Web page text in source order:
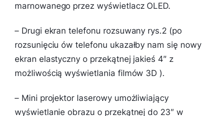
marnowanego przez wyświetlacz OLED.
– Drugi ekran telefonu rozsuwany rys.2 (po
rozsunięciu ów telefonu ukazałby nam się nowy
ekran elastyczny o przekątnej jakieś 4″ z
możliwością wyświetlania filmów 3D ).
– Mini projektor laserowy umożliwiający
wyświetlanie obrazu o przekątnej do 23″ w